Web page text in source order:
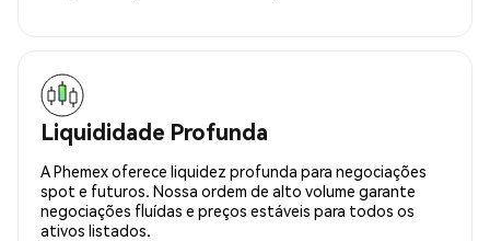
Liquididade Profunda
A Phemex oferece liquidez profunda para negociações
spot e futuros. Nossa ordem de alto volume garante
negociações fluídas e preços estáveis para todos os
ativos listados.